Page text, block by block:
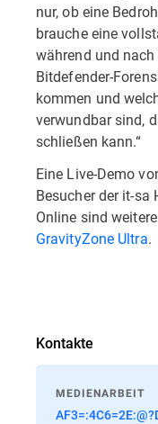
nur, ob eine
brauche eine
während und
Bitdefender-
kommen und
verwundbar sind,
schließen kann.“
Eine Live-Demo
Besucher der it-sa
Online sind
GravityZone Ultra.
Kontakte
MEDIENARBEIT